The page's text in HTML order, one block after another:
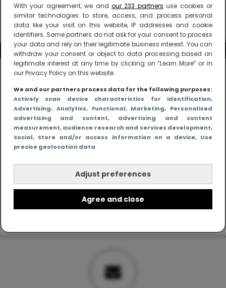
With your agreement, we and our 233 partners use cookies or
similar technologies to store, access, and process personal
data like your visit on this website, IP addresses and cookie
identifiers. Some partners do not ask for your consent to process
your data and rely on their legitimate business interest. You can
withdraw your consent or object to data processing based on
legitimate interest at any time by clicking on “Learn More” or in
our Privacy Policy on this website.
We and our partners process data for the following purposes:
Actively scan device characteristics for identification,
Advertising, Analytics, Functional, Marketing, Personalised
advertising and content, advertising and content
measurement, audience research and services development,
Social, Store and/or access information on a device, Use
precise geolocation data
Adjust preferences
Agree and close